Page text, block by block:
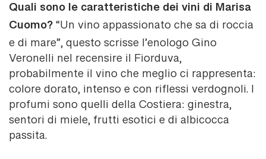
Quali sono le caratteristiche dei vini di Marisa
Cuomo? “Un vino appassionato che sa di roccia
e di mare”, questo scrisse l’enologo Gino
Veronelli nel recensire il Fiorduva,
probabilmente il vino che meglio ci rappresenta:
colore dorato, intenso e con riflessi verdognoli. I
profumi sono quelli della Costiera: ginestra,
sentori di miele, frutti esotici e di albicocca
passita.